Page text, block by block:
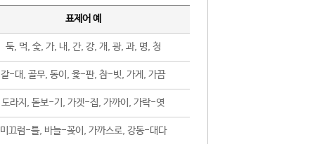
표제어 예
둑, 먹, 숯, 가, 내, 간, 강, 개, 광, 과, 명, 청
갈-대, 골무, 동이, 윷-판, 참-빗, 가게, 가끔
도라지, 돋보-기, 가겟-집, 가까이, 가락-엿
미끄럼-틀, 바늘-꽂이, 가까스로, 강동-대다